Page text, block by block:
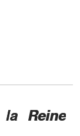
Reine